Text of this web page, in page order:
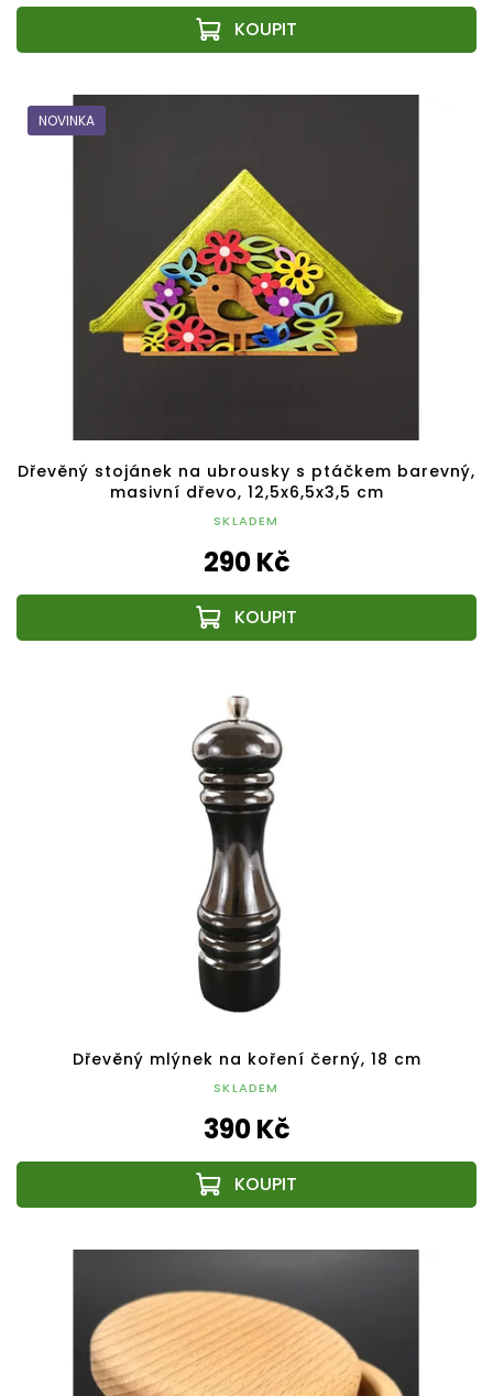
NOVINKA
Dřevěný stojánek na ubrousky s ptáčkem barevný,
masivní dřevo, 12,5x6,5x3,5 cm
SKLADEM
290 Kč
Dřevěný mlýnek na koření černý, 18 cm
SKLADEM
390 Kč